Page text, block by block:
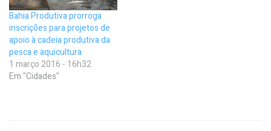
Bahia Produtiva prorroga
inscrições para projetos de
apoio à cadeia produtiva da
pesca e aquicultura
1 março 2016 - 16h32
Em "Cidades"